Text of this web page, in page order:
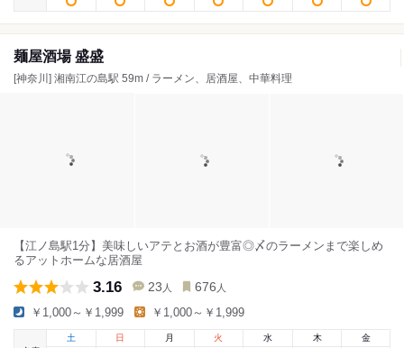
麺屋酒場 盛盛
[神奈川] 湘南江の島駅 59m / ラーメン、居酒屋、中華料理
【江ノ島駅1分】美味しいアテとお酒が豊富◎〆のラーメンまで楽しめ
るアットホームな居酒屋
3.16 23 人 676 人
￥1,000～￥1,999 ￥1,000～￥1,999
土
日 月 火 水 木 金